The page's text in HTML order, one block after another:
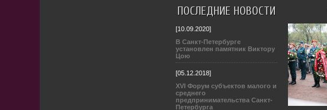
ПОСЛЕДНИЕ НОВОСТИ
[10.09.2020]
В Санкт-Петербурге
установлен памятник Виктору
Цою
[05.12.2018]
XVI Форум субъектов малого и
среднего
предпринимательства Санкт-
Петербурга